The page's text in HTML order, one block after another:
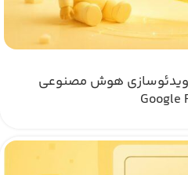
ویدئوسازی هوش مصنوعی
Google